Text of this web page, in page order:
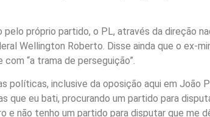
próprio partido, o PL, através da direção
Wellington Roberto. Disse ainda que o ex-
“a trama de perseguição”.
políticas, inclusive da oposição aqui em João
que eu bati, procurando um partido para
e não tenho um partido para disputar que me